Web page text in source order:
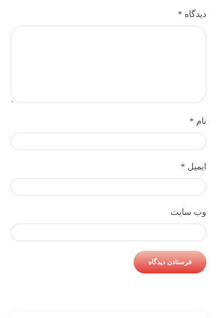
دیدگاه *
نام *
ایمیل *
وب‌ سایت